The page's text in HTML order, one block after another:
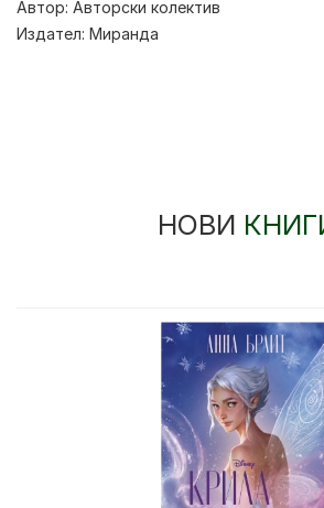
Автор: Авторски колектив
Издател: Миранда
НОВИ